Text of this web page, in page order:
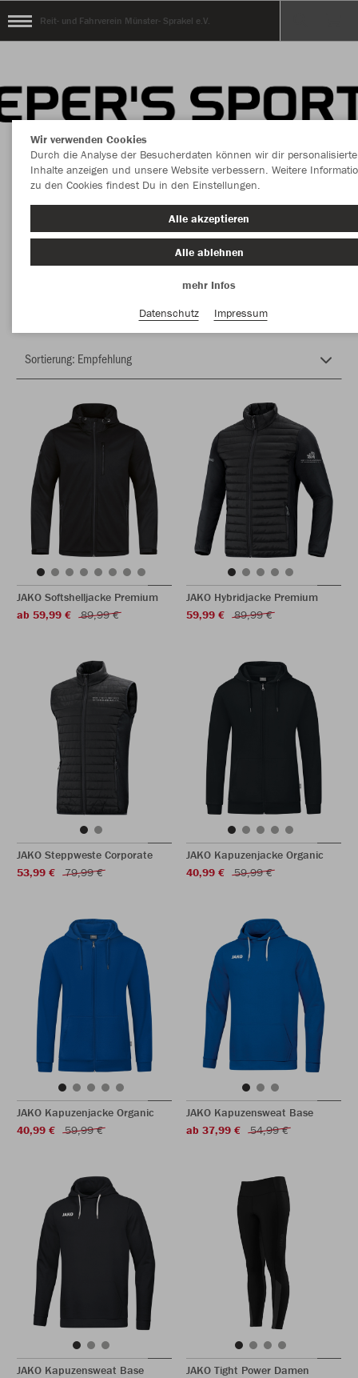
Reit- und Fahrverein Münster- Sprakel e.V.
Herzlich Willkommen im Teamshop Reit- und
Fahrverein Münster- Sprakel e.V.
JAKO Softshelljacke Premium
ab 59,99 €
89,99 €
JAKO Hybridjacke Premium
59,99 €
89,99 €
JAKO Steppweste Corporate
53,99 €
79,99 €
JAKO Kapuzenjacke Organic
40,99 €
59,99 €
JAKO Kapuzenjacke Organic
40,99 €
59,99 €
JAKO Kapuzensweat Base
ab 37,99 €
54,99 €
JAKO Kapuzensweat Base
JAKO Tight Power Damen
Wir verwenden Cookies
Durch die Analyse der Besucherdaten können wir dir personalisierte
Inhalte anzeigen und unsere Website verbessern. Weitere
zu den Cookies findest Du in den Einstellungen.
Alle akzeptieren
Alle ablehnen
mehr Infos
Datenschutz
Impressum